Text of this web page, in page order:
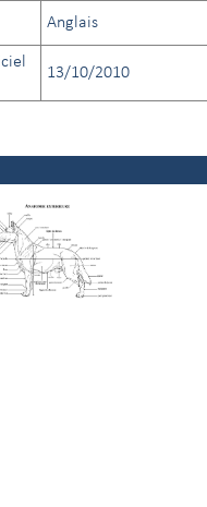
Anglais
13/10/2010